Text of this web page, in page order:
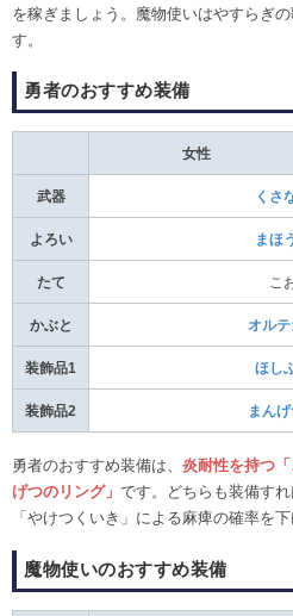
を稼ぎましょう。魔物使いはやすらぎ
す。
勇者のおすすめ装備
女性
武器 くさ
よろい まほ
たて こ
かぶと オル
装飾品1 ほし
装飾品2 まん
勇者のおすすめ装備は、 炎耐性を持つ
げつのリング」 です。どちらも装備す
「やけつくいき」による麻痺の確率を下
魔物使いのおすすめ装備